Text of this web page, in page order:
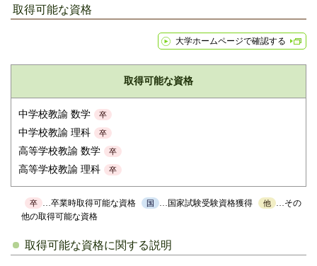
取得可能な資格
大学ホームページで確認する
取得可能な資格
中学校教諭 数学 卒
中学校教諭 理科 卒
高等学校教諭 数学 卒
高等学校教諭 理科 卒
卒 …卒業時取得可能な資格 国 …国家試験受験資格獲得 他
…その
他の取得可能な資格
取得可能な資格に関する説明